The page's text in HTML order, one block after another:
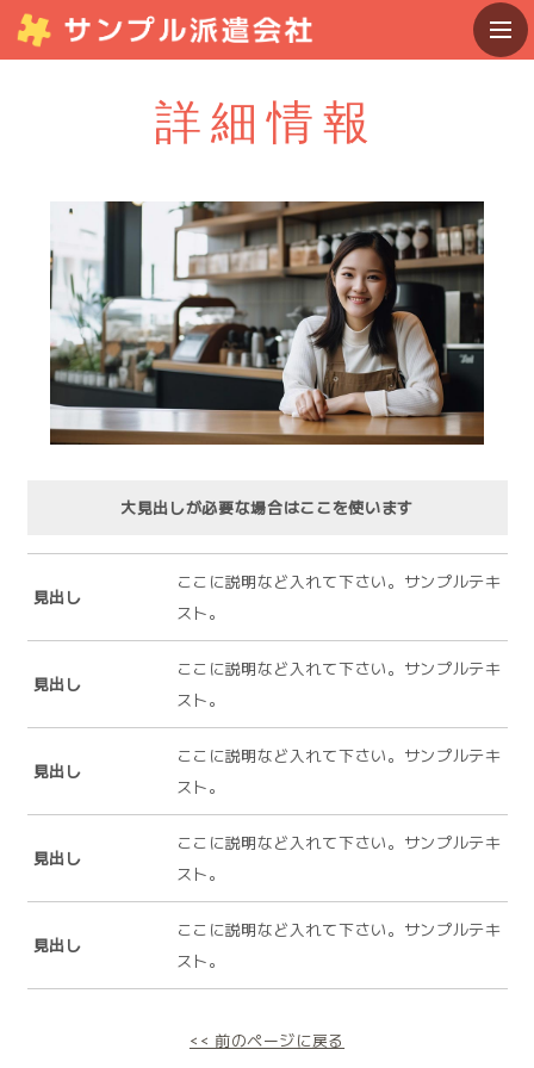
詳細情報
大見出しが必要な場合はここを使います
見出し
ここに説明など入れて下さい。サンプルテキ
スト。
見出し
ここに説明など入れて下さい。サンプルテキ
スト。
見出し
ここに説明など入れて下さい。サンプルテキ
スト。
見出し
ここに説明など入れて下さい。サンプルテキ
スト。
見出し
ここに説明など入れて下さい。サンプルテキ
スト。
<< 前のページに戻る